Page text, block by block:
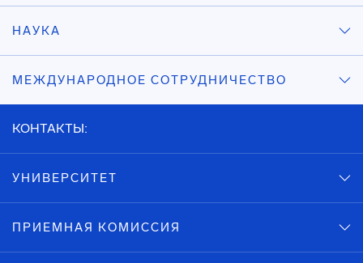
НАУКА
МЕЖДУНАРОДНОЕ СОТРУДНИЧЕСТВО
КОНТАКТЫ:
УНИВЕРСИТЕТ
ПРИЕМНАЯ КОМИССИЯ